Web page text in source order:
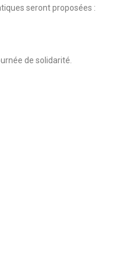
seront proposées :
de solidarité.